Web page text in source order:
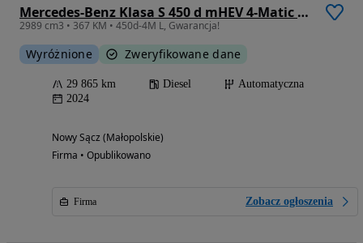
Mercedes-Benz Klasa S 450 d mHEV 4-Matic L AMG Line 9G-TRONIC
2989 cm3 • 367 KM • 450d-4M L, Gwarancja!
Wyróżnione Zweryfikowane dane
29 865 km Diesel
Automatyczna
2024
Nowy Sącz (Małopolskie)
Firma • Opublikowano
Firma Zobacz ogłoszenia